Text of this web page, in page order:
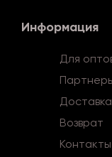
Информация
Для
Возврат
Контакты